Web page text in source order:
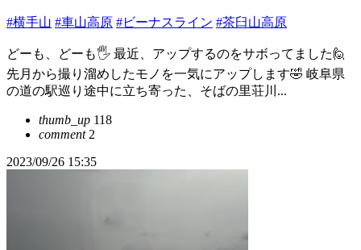
#横手山 #車山高原 #ビーナスライン #茶臼山高原
どーも、どーも🖐️ 最近、アップするのをサボってました🙋
先月から撮り溜めしたモノを一気にアップします🤣 岐阜県
の道の駅巡り途中に立ち寄った、そばの里荘川...
thumb_up 118
comment2
2023/09/26 15:35